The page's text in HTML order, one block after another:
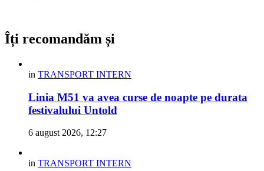
Îți recomandăm și
in TRANSPORT INTERN
Linia M51 va avea curse de noapte pe durata
festivalului Untold
6 august 2026, 12:27
in TRANSPORT INTERN